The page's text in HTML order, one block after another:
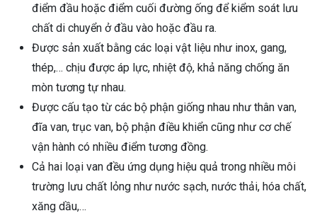
điểm đầu hoặc điểm cuối đường ống để kiểm soát lưu
chất di chuyển ở đầu vào hoặc đầu ra.
Được sản xuất bằng các loại vật liệu như inox, gang,
thép,… chịu được áp lực, nhiệt độ, khả năng chống ăn
mòn tương tự nhau.
Được cấu tạo từ các bộ phận giống nhau như thân van,
đĩa van, trục van, bộ phận điều khiển cũng như cơ chế
vận hành có nhiều điểm tương đồng.
Cả hai loại van đều ứng dụng hiệu quả trong nhiều môi
trường lưu chất lỏng như nước sạch, nước thải, hóa chất,
xăng dầu,…